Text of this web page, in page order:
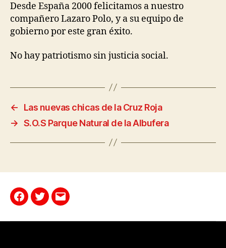
Desde España 2000 felicitamos a nuestro
compañero Lazaro Polo, y a su equipo de
gobierno por este gran éxito.
No hay patriotismo sin justicia social.
←
Las nuevas chicas de la Cruz Roja
→ S.O.S Parque Natural de la Albufera